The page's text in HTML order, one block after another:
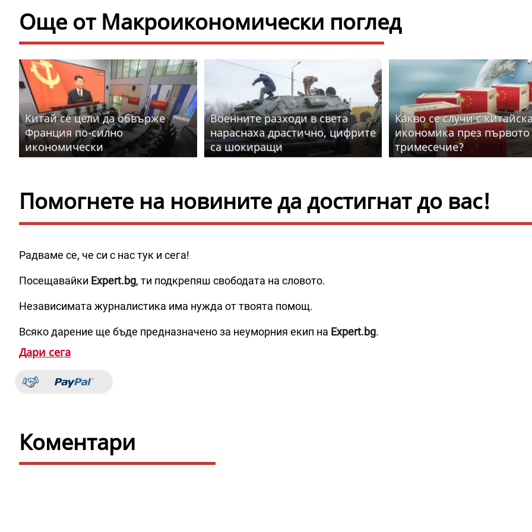
Още от Макроикономически поглед
Китай се цели да обвърже
Франция по-силно
икономически
Военните разходи в света
нараснаха драстично, цифрите
са шокиращи
Какво се случи с
икономика през първото
тримесечие?
Помогнете на новините да достигнат до вас!
Радваме се, че си с нас тук и сега!
Посещавайки Expert.bg, ти подкрепяш свободата на словото.
Независимата журналистика има нужда от твоята помощ.
Всяко дарение ще бъде предназначено за неуморния екип на Expert.bg.
Дари сега
Коментари